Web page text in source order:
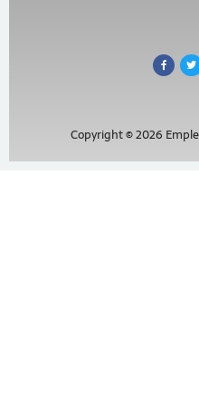
Copyright © 2026